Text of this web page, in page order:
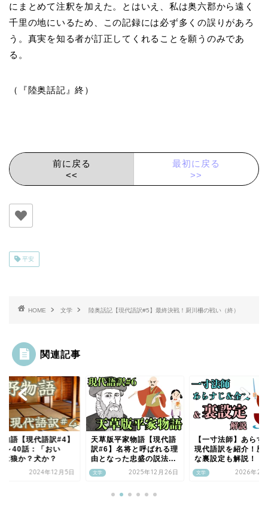
にまとめて注釈を加えた。とはいえ、私は奥六郡から遠く
千里の地にいるため、この記録には必ず多くの誤りがあろ
う。真実を知る者が訂正してくれることを願うのみであ
る。
（『陸奥話記』終）
前に戻る
<<
最初に戻る
>>
平安
HOME 文学 陸奥話記【現代語訳#5】最終決戦！厨川柵の戦い（終）
関連記事
物語【現代語訳#4】
～40話：「おい
は狼か？犬か？
2024年12月5日 文学
天草版平家物語【現代語
訳#6】名将と呼ばれる理
由となった忠盛の説法...
2025年12月26日 文学
【一寸法師】あらす
現代語訳を紹介！歴
な裏設定も解説！
2026年2